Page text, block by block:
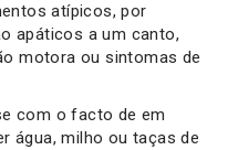
atípicos, por
apáticos a um canto,
motora ou sintomas de
com o facto de em
água, milho ou taças de